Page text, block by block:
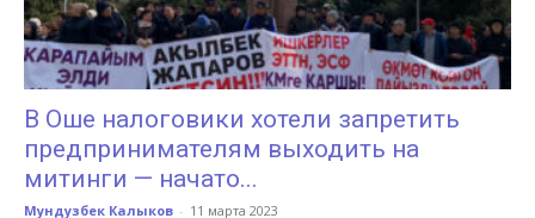
Кыргызстана
В Оше налоговики хотели запретить
предпринимателям выходить на
митинги — начато...
Мундузбек Калыков - 11 марта 2023